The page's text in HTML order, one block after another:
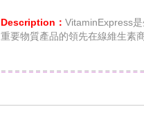
Description： VitaminExpress
重要物質產品的領先在線維生素